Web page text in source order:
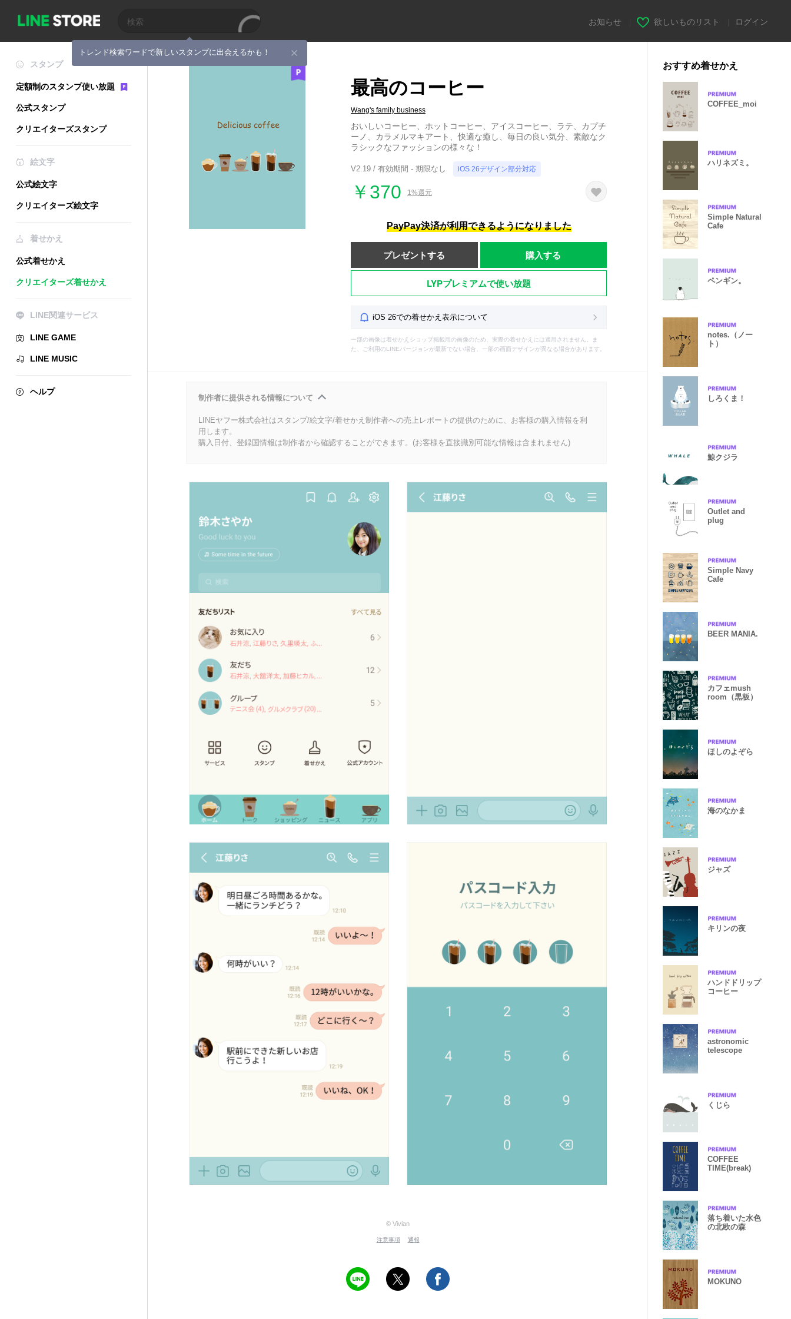
トレンド検索ワードで新しいスタンプに出会えるかも！
お知らせ 欲しいものリスト ログイン
スタンプ
定額制のスタンプ使い放題
公式スタンプ
クリエイターズスタンプ
絵文字
公式絵文字
クリエイターズ絵文字
着せかえ
公式着せかえ
クリエイターズ着せかえ
LINE関連サービス
LINE GAME
LINE MUSIC
ヘルプ
最高のコーヒー
Wang's family business
おいしいコーヒー、ホットコーヒー、アイスコーヒー、ラテ、カプチ
ーノ、カラメルマキアート、快適な癒し、毎日の良い気分、素敵なク
ラシックなファッションの様々な！
V2.19 / 有効期間 - 期限なし iOS 26デザイン部分対応
￥370 1%還元
PayPay決済が利用できるようになりました
プレゼントする 購入する
LYPプレミアムで使い放題
iOS 26での着せかえ表示について
一部の画像は着せかえショップ掲載用の画像のため、実際の着せかえには適用されません。ま
た、ご利用のLINEバージョンが最新でない場合、一部の画面デザインが異なる場合があります。
制作者に提供される情報について
LINEヤフー株式会社はスタンプ/絵文字/着せかえ制作者への売上レポートの提供のために、お客様の購入情報を利
用します。
購入日付、登録国情報は制作者から確認することができます。(お客様を直接識別可能な情報は含まれません)
© Vivian
注意事項 通報
おすすめ着せかえ
COFFEE_moi
ハリネズミ。
Simple Natural
Cafe
ペンギン。
notes.（ノー
ト）
しろくま！
鯨クジラ
Outlet and
plug
Simple Navy
Cafe
BEER MANIA.
カフェmush
room（黒板）
ほしのよぞら
海のなかま
ジャズ
キリンの夜
ハンドドリップ
コーヒー
astronomic
telescope
くじら
COFFEE
TIME(break)
落ち着いた水色
の北欧の森
MOKUNO